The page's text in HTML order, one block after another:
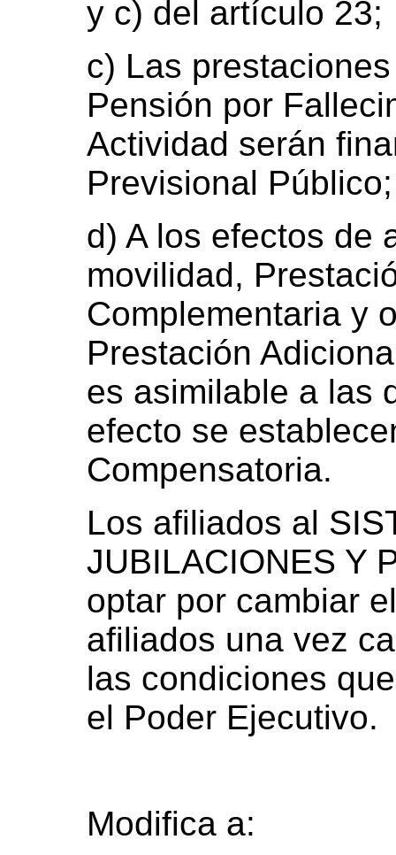
y c) del artículo 23;
c) Las
Pensión por
Actividad serán
Previsional
d) A los efectos de
movilidad,
Complementaria y
Prestación
es asimilable a las
efecto se
Compensatoria.
Los afiliados al
JUBILACIONES Y
optar por cambiar
afiliados una vez
las condiciones
el Poder Ejecutivo.
Modifica a: